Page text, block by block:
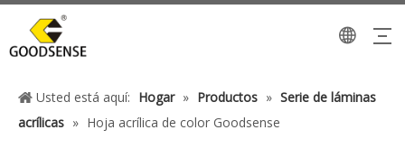
Usted está aquí: Hogar » Productos » Serie de láminas
acrílicas » Hoja acrílica de color Goodsense